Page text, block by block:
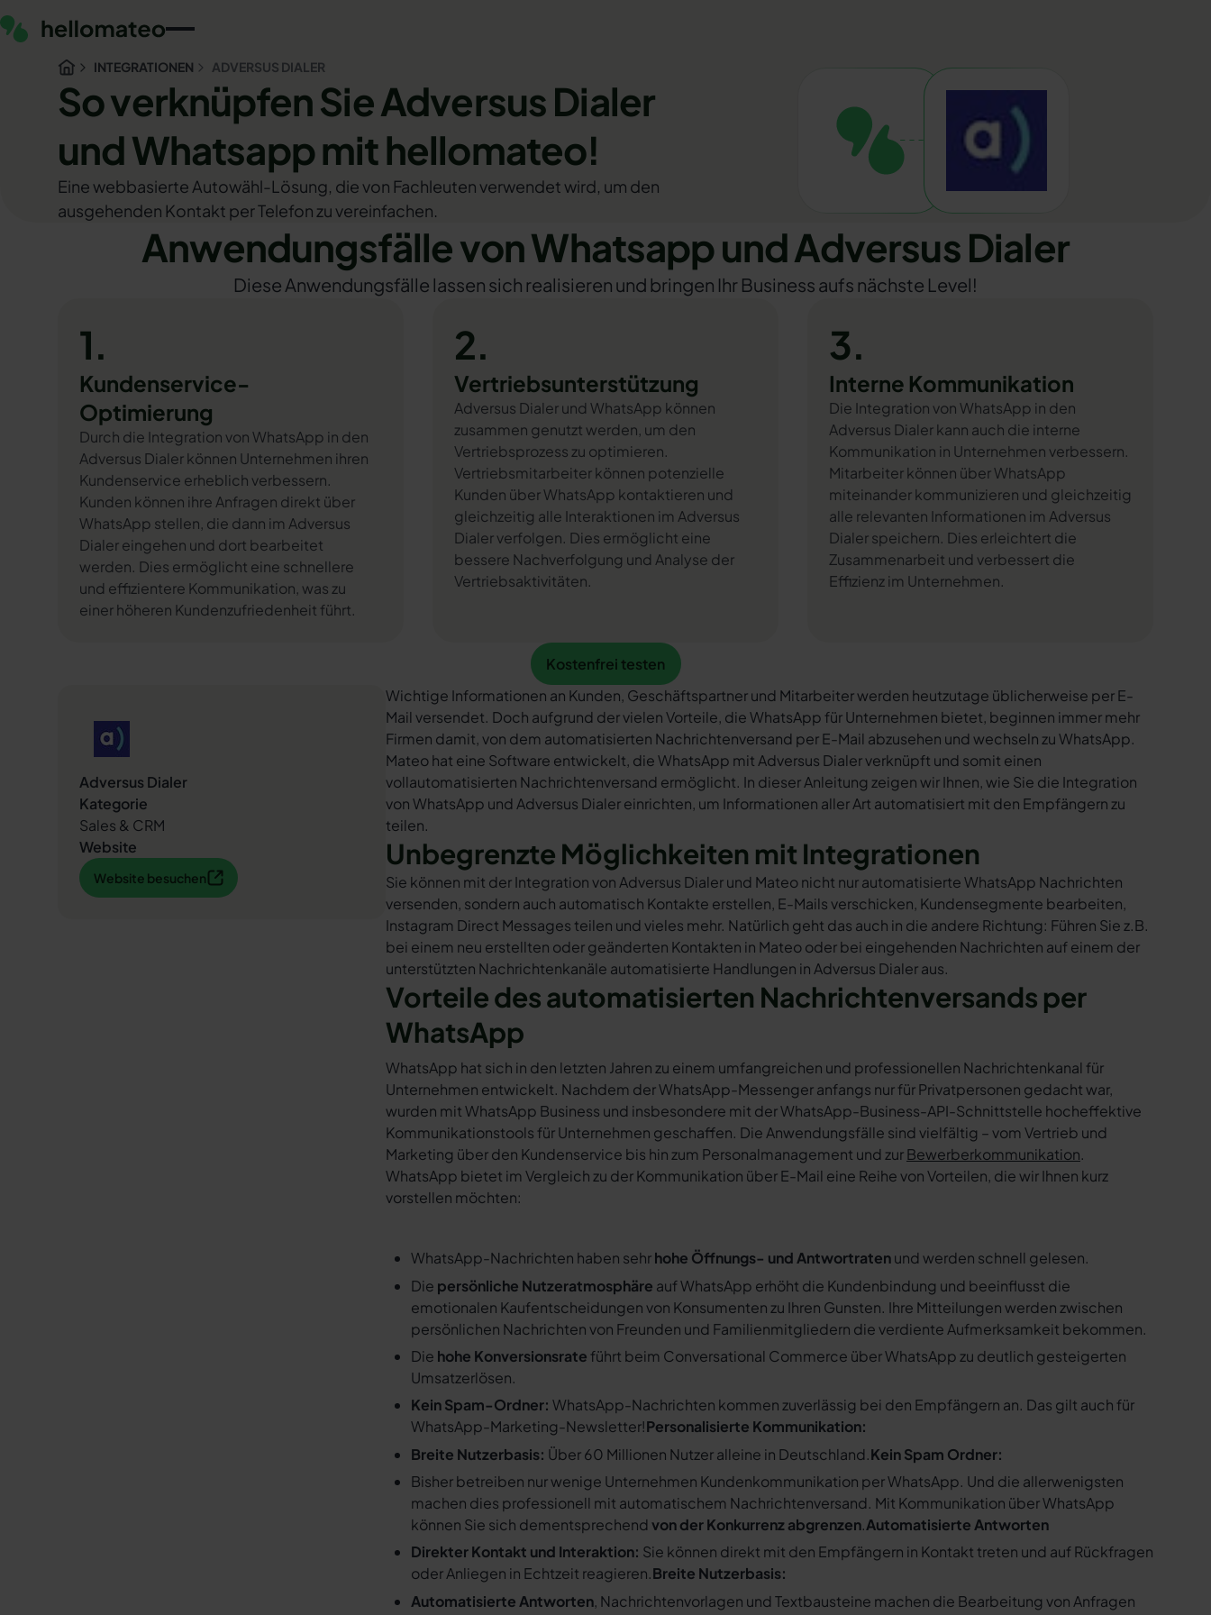
INTEGRATIONEN ADVERSUS DIALER
So verknüpfen Sie Adversus Dialer
und Whatsapp mit hellomateo!
Eine webbasierte Autowähl-Lösung, die von Fachleuten verwendet wird, um den
ausgehenden Kontakt per Telefon zu vereinfachen.
Anwendungsfälle von Whatsapp und Adversus Dialer
Diese Anwendungsfälle lassen sich realisieren und bringen Ihr Business aufs nächste Level!
1.
Kundenservice-
Optimierung
Durch die Integration von WhatsApp in den
Adversus Dialer können Unternehmen ihren
Kundenservice erheblich verbessern.
Kunden können ihre Anfragen direkt über
WhatsApp stellen, die dann im Adversus
Dialer eingehen und dort bearbeitet
werden. Dies ermöglicht eine schnellere
und effizientere Kommunikation, was zu
einer höheren Kundenzufriedenheit führt.
2.
Vertriebsunterstützung
Adversus Dialer und WhatsApp können
zusammen genutzt werden, um den
Vertriebsprozess zu optimieren.
Vertriebsmitarbeiter können potenzielle
Kunden über WhatsApp kontaktieren und
gleichzeitig alle Interaktionen im Adversus
Dialer verfolgen. Dies ermöglicht eine
bessere Nachverfolgung und Analyse der
Vertriebsaktivitäten.
3.
Interne Kommunikation
Die Integration von WhatsApp in den
Adversus Dialer kann auch die interne
Kommunikation in Unternehmen verbessern.
Mitarbeiter können über WhatsApp
miteinander kommunizieren und gleichzeitig
alle relevanten Informationen im Adversus
Dialer speichern. Dies erleichtert die
Zusammenarbeit und verbessert die
Effizienz im Unternehmen.
Kostenfrei testen
Kostenfrei testen
Adversus Dialer
Kategorie
Sales & CRM
Website
Website besuchen
Website besuchen
Wichtige Informationen an Kunden, Geschäftspartner und Mitarbeiter werden heutzutage üblicherweise per E-
Mail versendet. Doch aufgrund der vielen Vorteile, die WhatsApp für Unternehmen bietet, beginnen immer mehr
Firmen damit, von dem automatisierten Nachrichtenversand per E-Mail abzusehen und wechseln zu WhatsApp.
Mateo hat eine Software entwickelt, die WhatsApp mit Adversus Dialer verknüpft und somit einen
vollautomatisierten Nachrichtenversand ermöglicht. In dieser Anleitung zeigen wir Ihnen, wie Sie die Integration
von WhatsApp und Adversus Dialer einrichten, um Informationen aller Art automatisiert mit den Empfängern zu
teilen.
Unbegrenzte Möglichkeiten mit Integrationen
Sie können mit der Integration von Adversus Dialer und Mateo nicht nur automatisierte WhatsApp Nachrichten
versenden, sondern auch automatisch Kontakte erstellen, E-Mails verschicken, Kundensegmente bearbeiten,
Instagram Direct Messages teilen und vieles mehr. Natürlich geht das auch in die andere Richtung: Führen Sie z.B.
bei einem neu erstellten oder geänderten Kontakten in Mateo oder bei eingehenden Nachrichten auf einem der
unterstützten Nachrichtenkanäle automatisierte Handlungen in Adversus Dialer aus.
Vorteile des automatisierten Nachrichtenversands per
WhatsApp
WhatsApp hat sich in den letzten Jahren zu einem umfangreichen und professionellen Nachrichtenkanal für
Unternehmen entwickelt. Nachdem der WhatsApp-Messenger anfangs nur für Privatpersonen gedacht war,
wurden mit WhatsApp Business und insbesondere mit der WhatsApp-Business-API-Schnittstelle hocheffektive
Kommunikationstools für Unternehmen geschaffen. Die Anwendungsfälle sind vielfältig – vom Vertrieb und
Marketing über den Kundenservice bis hin zum Personalmanagement und zurBewerberkommunikation.
WhatsApp bietet im Vergleich zu der Kommunikation über E-Mail eine Reihe von Vorteilen, die wir Ihnen kurz
vorstellen möchten:
WhatsApp-Nachrichten haben sehrhohe Öffnungs- und Antwortratenund werden schnell gelesen.
Die persönliche Nutzeratmosphäre auf WhatsApp erhöht die Kundenbindung und beeinflusst die
emotionalen Kaufentscheidungen von Konsumenten zu Ihren Gunsten. Ihre Mitteilungen werden zwischen
persönlichen Nachrichten von Freunden und Familienmitgliedern die verdiente Aufmerksamkeit bekommen.
Die hohe Konversionsrate führt beim Conversational Commerce über WhatsApp zu deutlich gesteigerten
Umsatzerlösen.
Kein Spam-Ordner: WhatsApp-Nachrichten kommen zuverlässig bei den Empfängern an. Das gilt auch für
WhatsApp-Marketing-Newsletter!Personalisierte Kommunikation:
Breite Nutzerbasis: Über 60 Millionen Nutzer alleine in Deutschland.Kein Spam Ordner:
Bisher betreiben nur wenige Unternehmen Kundenkommunikation per WhatsApp. Und die allerwenigsten
machen dies professionell mit automatischem Nachrichtenversand. Mit Kommunikation über WhatsApp
können Sie sich dementsprechendvon der Konkurrenz abgrenzen.Automatisierte Antworten
Direkter Kontakt und Interaktion: Sie können direkt mit den Empfängern in Kontakt treten und auf Rückfragen
oder Anliegen in Echtzeit reagieren.Breite Nutzerbasis:
Automatisierte Antworten, Nachrichtenvorlagen und Textbausteine machen die Bearbeitung von Anfragen